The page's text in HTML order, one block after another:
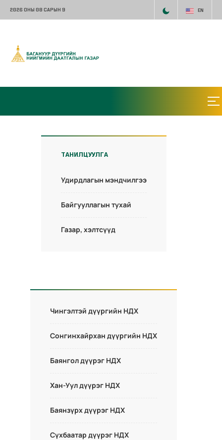
2026 ОНЫ 08 САРЫН 9 EN
ТАНИЛЦУУЛГА
Удирдлагын мэндчилгээ
Байгууллагын тухай
Газар, хэлтсүүд
Чингэлтэй дүүргийн НДХ
Сонгинхайрхан дүүргийн НДХ
Баянгол дүүрэг НДХ
Хан-Уул дүүрэг НДХ
Баянзүрх дүүрэг НДХ
Сүхбаатар дүүрэг НДХ